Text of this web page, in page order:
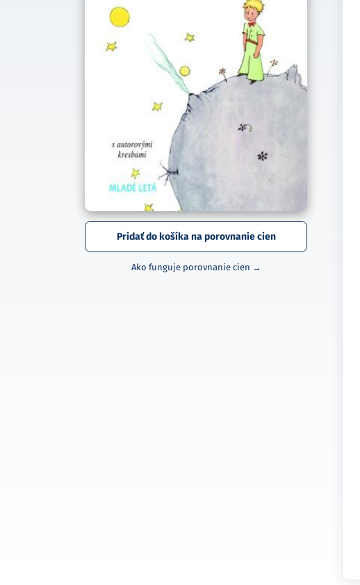
Pridať do košíka na porovnanie cien
Ako funguje porovnanie cien →